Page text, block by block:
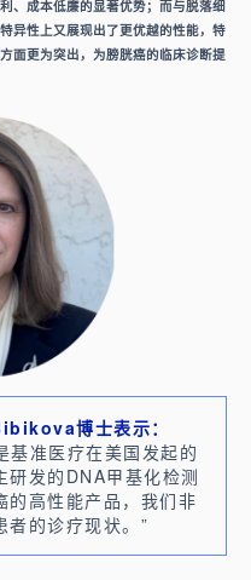
、成本低廉的显著优势；而与脱落细
异性上又展现出了更优越的性能，特
面更为突出，为膀胱癌的临床诊断提
博士表示：
准医疗在美国发起的
研发的DNA甲基化检测
的高性能产品，我们非
者的诊疗现状。”